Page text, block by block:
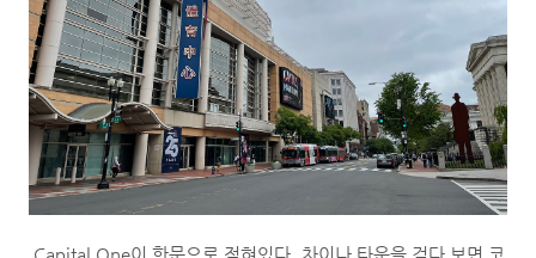
Capital One이 한문으로 적혀있다. 차이나 타운을 걷다 보면 코